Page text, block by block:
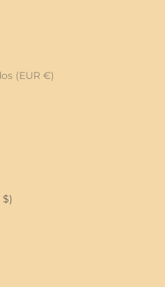
Emiratos Árabes Unidos (EUR €)
Estados Unidos (USD $)